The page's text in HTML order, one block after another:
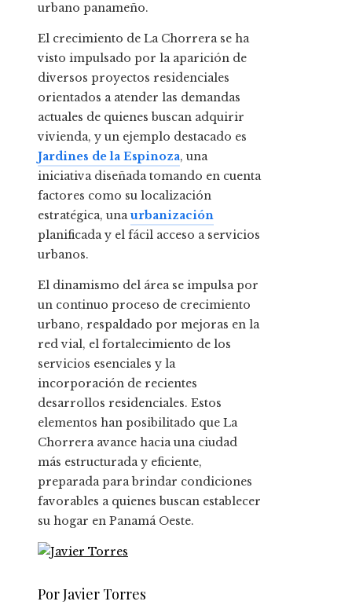
urbano panameño.
El crecimiento de La Chorrera se ha
visto impulsado por la aparición de
diversos proyectos residenciales
orientados a atender las demandas
actuales de quienes buscan adquirir
vivienda, y un ejemplo destacado es
Jardines de la Espinoza, una
iniciativa diseñada tomando en cuenta
factores como su localización
estratégica, unaurbanización
planificada y el fácil acceso a servicios
urbanos.
El dinamismo del área se impulsa por
un continuo proceso de crecimiento
urbano, respaldado por mejoras en la
red vial, el fortalecimiento de los
servicios esenciales y la
incorporación de recientes
desarrollos residenciales. Estos
elementos han posibilitado que La
Chorrera avance hacia una ciudad
más estructurada y eficiente,
preparada para brindar condiciones
favorables a quienes buscan establecer
su hogar en Panamá Oeste.
Por Javier Torres